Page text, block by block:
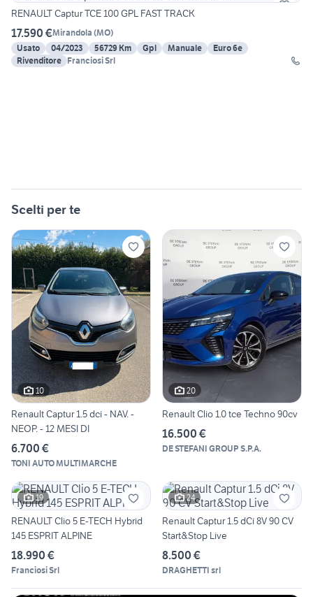
RENAULT Captur TCE 100 GPL FAST TRACK
17.590 €Mirandola (MO)
Usato
04/2023 56729 Km Gpl Manuale
Euro 6e
Rivenditore Franciosi Srl
Scelti per te
10
Renault Captur 1.5 dci - NAV. -
NEOP. - 12 MESI DI
6.700 €
TONI AUTO MULTIMARCHE
20
Renault Clio 1.0 tce Techno 90cv
16.500 €
DE STEFANI GROUP S.P.A.
19
RENAULT Clio 5 E-TECH Hybrid
145 ESPRIT ALPINE
18.990 €
Franciosi Srl
24
Renault Captur 1.5 dCi 8V 90 CV
Start&Stop Live
8.500 €
DRAGHETTI srl